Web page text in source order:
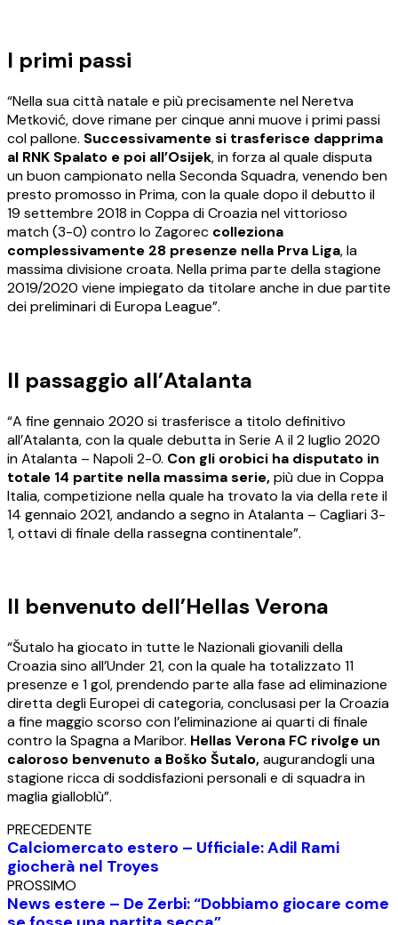
I primi passi
“Nella sua città natale e più precisamente nel Neretva
Metković, dove rimane per cinque anni muove i primi passi
col pallone. Successivamente si trasferisce dapprima
al RNK Spalato e poi all’Osijek, in forza al quale disputa
un buon campionato nella Seconda Squadra, venendo ben
presto promosso in Prima, con la quale dopo il debutto il
19 settembre 2018 in Coppa di Croazia nel vittorioso
match (3-0) contro lo Zagorec colleziona
complessivamente 28 presenze nella Prva Liga, la
massima divisione croata. Nella prima parte della stagione
2019/2020 viene impiegato da titolare anche in due partite
dei preliminari di Europa League”.
Il passaggio all’Atalanta
“A fine gennaio 2020 si trasferisce a titolo definitivo
all’Atalanta, con la quale debutta in Serie A il 2 luglio 2020
in Atalanta – Napoli 2-0. Con gli orobici ha disputato in
totale 14 partite nella massima serie,più due in Coppa
Italia, competizione nella quale ha trovato la via della rete il
14 gennaio 2021, andando a segno in Atalanta – Cagliari 3-
1, ottavi di finale della rassegna continentale”.
Il benvenuto dell’Hellas Verona
“Šutalo ha giocato in tutte le Nazionali giovanili della
Croazia sino all’Under 21, con la quale ha totalizzato 11
presenze e 1 gol, prendendo parte alla fase ad eliminazione
diretta degli Europei di categoria, conclusasi per la Croazia
a fine maggio scorso con l’eliminazione ai quarti di finale
contro la Spagna a Maribor. Hellas Verona FC rivolge un
caloroso benvenuto a Boško Šutalo,augurandogli una
stagione ricca di soddisfazioni personali e di squadra in
maglia gialloblù”.
PRECEDENTE
Calciomercato estero – Ufficiale: Adil Rami
giocherà nel Troyes
PROSSIMO
News estere – De Zerbi: “Dobbiamo giocare come